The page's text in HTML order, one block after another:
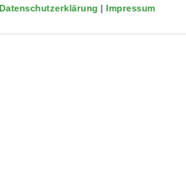
Datenschutzerklärung | Impressum